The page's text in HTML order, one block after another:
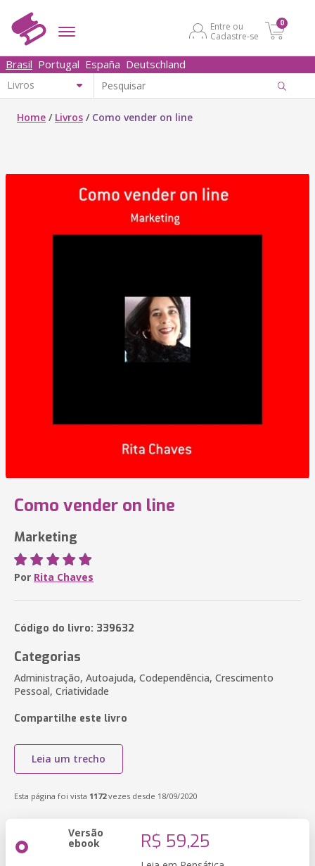
Entre ou
Cadastre-se
0
Brasil Portugal España Deutschland
Home / Livros / Como vender on line
Como vender on line
Marketing
Por Rita Chaves
Código do livro: 339632
Categorias
Administração, Autoajuda, Codependência, Crescimento
Pessoal, Criatividade
Compartilhe este livro
Leia um trecho
Esta página foi vista 1172vezes desde 18/09/2020
Versão
ebook R$ 59,25